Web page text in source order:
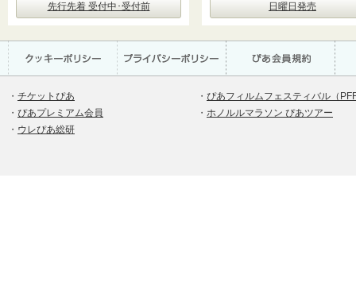
先行先着 受付中･受付前 日曜日発売
・ チケットぴあ
・ ぴあプレミアム会員
・ ウレぴあ総研
・ ぴあフィルムフェスティバル（
・ ホノルルマラソン ぴあツアー